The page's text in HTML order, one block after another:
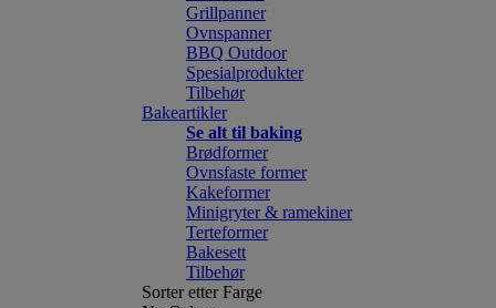
Grillpanner
Ovnspanner
BBQ Outdoor
Spesialprodukter
Tilbehør
Bakeartikler
Se alt til baking
Brødformer
Ovnsfaste former
Kakeformer
Minigryter & ramekiner
Terteformer
Bakesett
Tilbehør
Sorter etter Farge